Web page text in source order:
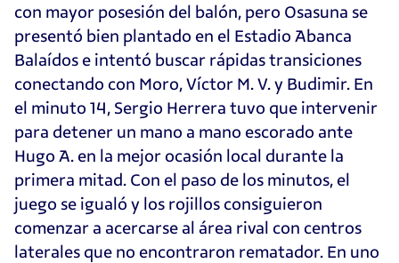
con mayor posesión del balón, pero Osasuna se
presentó bien plantado en el Estadio Abanca
Balaídos e intentó buscar rápidas transiciones
conectando con Moro, Víctor M. V. y Budimir. En
el minuto 14, Sergio Herrera tuvo que intervenir
para detener un mano a mano escorado ante
Hugo A. en la mejor ocasión local durante la
primera mitad. Con el paso de los minutos, el
juego se igualó y los rojillos consiguieron
comenzar a acercarse al área rival con centros
laterales que no encontraron rematador. En uno